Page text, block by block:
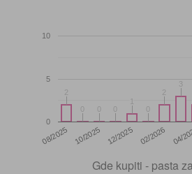
08/2025 10/2025 12/2025 02/2026 04/
0
5
10
22
00 00 00
11
00
22
33
Gde kupiti - pasta